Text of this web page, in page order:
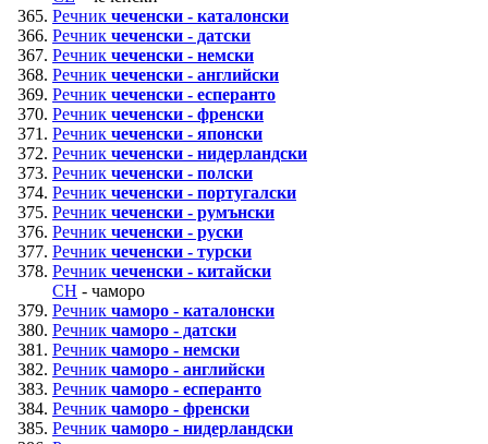
Речник чеченски - каталонски
Речник чеченски - датски
Речник чеченски - немски
Речник чеченски - английски
Речник чеченски - есперанто
Речник чеченски - френски
Речник чеченски - японски
Речник чеченски - нидерландски
Речник чеченски - полски
Речник чеченски - португалски
Речник чеченски - румънски
Речник чеченски - руски
Речник чеченски - турски
Речник чеченски - китайски
CH - чаморо
Речник чаморо - каталонски
Речник чаморо - датски
Речник чаморо - немски
Речник чаморо - английски
Речник чаморо - есперанто
Речник чаморо - френски
Речник чаморо - нидерландски